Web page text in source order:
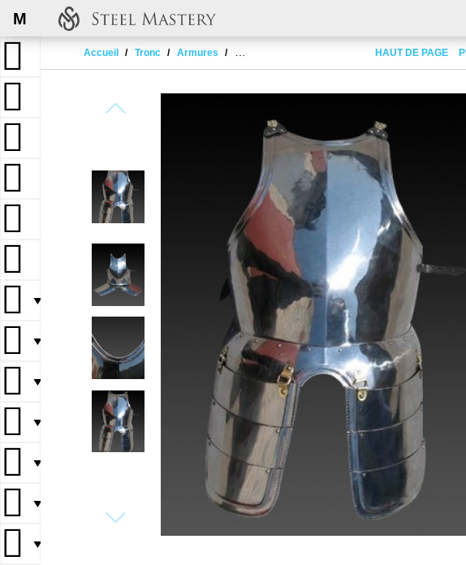
M
Accueil Tronc Armures Cuirasses, plastrons et gorgerins Cuirass with
HAUT DE PAGE
▼
▼
▼
▼
▼
▼
▼